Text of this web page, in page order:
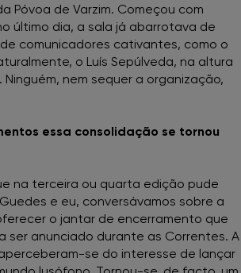
Póvoa de Varzim. Começou com
último dia, a sala já abarrotava de
comunicadores cativantes, como o
o Luís Sepúlveda, na altura
Ninguém, nem sequer a organização,
essa consolidação se tornou
na terceira ou quarta edição pude
e eu, conversávamos sobre a
o jantar de encerramento que
ser anunciado durante as Correntes. A
se do interesse de lançar